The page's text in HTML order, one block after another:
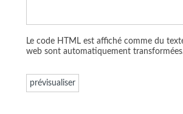
Le code HTML est affiché comme du
web sont automatiquement